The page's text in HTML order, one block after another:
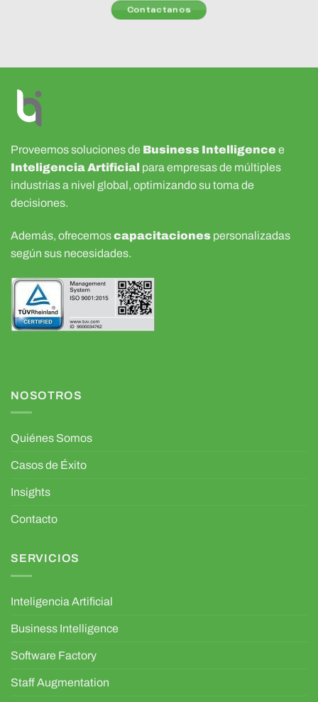
Contactanos
Proveemos soluciones de Business Intelligence e
Inteligencia Artificial para empresas de múltiples
industrias a nivel global, optimizando su toma de
decisiones.
Además, ofrecemoscapacitaciones personalizadas
según sus necesidades.
NOSOTROS
Quiénes Somos
Casos de Éxito
Insights
Contacto
SERVICIOS
Inteligencia Artificial
Business Intelligence
Software Factory
Staff Augmentation